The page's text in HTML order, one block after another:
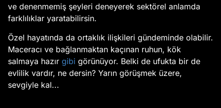
ve denenmemiş şeyleri deneyerek sektörel anlamda
farklılıklar yaratabilirsin.
Özel hayatında da ortaklık ilişkileri gündeminde olabilir.
Maceracı ve bağlanmaktan kaçınan ruhun, kök
salmaya hazır gibi görünüyor. Belki de ufukta bir de
evlilik vardır, ne dersin? Yarın görüşmek üzere,
sevgiyle kal...